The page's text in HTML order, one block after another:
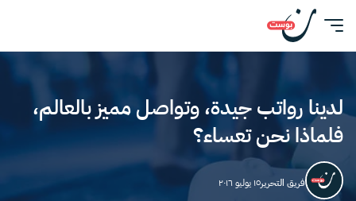
لدينا رواتب جيدة، وتواصل مميز بالعالم،
فلماذا نحن تعساء؟
فريق التحرير١٥ يوليو ٢٠١٦